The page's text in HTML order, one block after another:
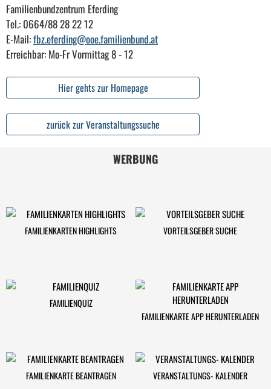
Familienbundzentrum Eferding
Tel.: 0664/88 28 22 12
E-Mail:fbz.eferding@ooe.familienbund.at
Erreichbar: Mo-Fr Vormittag 8 - 12
Hier gehts zur Homepage
zurück zur Veranstaltungssuche
WERBUNG
FAMILIENKARTEN HIGHLIGHTS VORTEILSGEBER SUCHE
FAMILIENQUIZ
FAMILIENKARTE APP HERUNTERLADEN
FAMILIENKARTE BEANTRAGEN VERANSTALTUNGS- KALENDER